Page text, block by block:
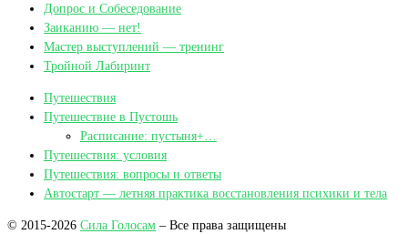
Допрос и Собеседование
Заиканию — нет!
Мастер выступлений — тренинг
Тройной Лабиринт
Путешествия
Путешествие в Пустошь
Расписание: пустыня+…
Путешествия: условия
Путешествия: вопросы и ответы
Автостарт — летняя практика восстановления психики и тела
© 2015-2026 Сила Голосам – Все права защищены